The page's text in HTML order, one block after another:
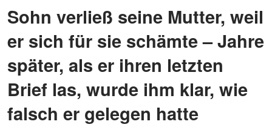
Sohn verließ seine Mutter, weil
er sich für sie schämte – Jahre
später, als er ihren letzten
Brief las, wurde ihm klar, wie
falsch er gelegen hatte